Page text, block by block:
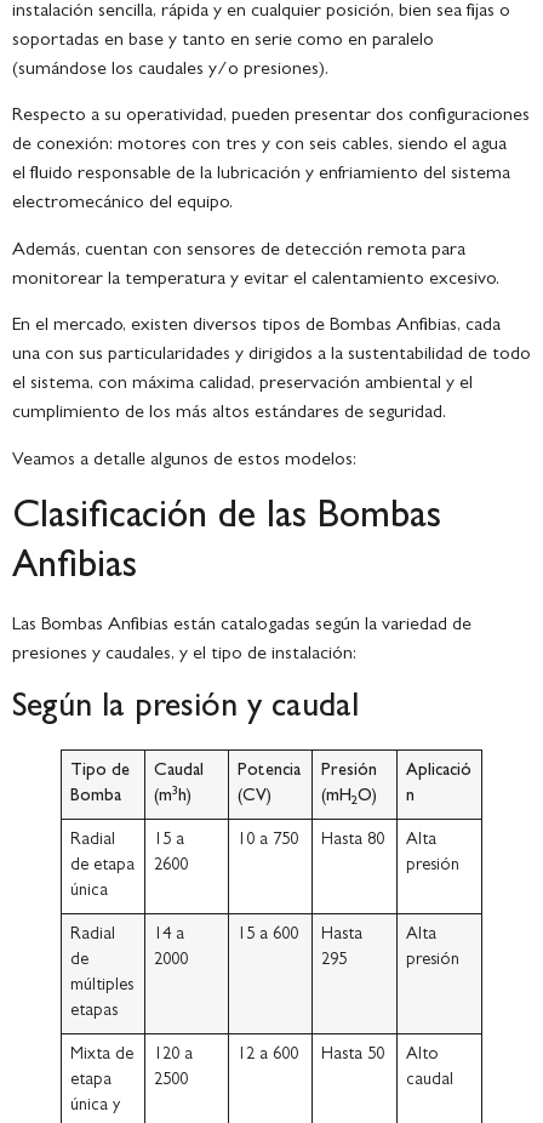
instalación sencilla, rápida y en cualquier posición, bien sea fijas o
soportadas en base y tanto en serie como en paralelo
(sumándose los caudales y/o presiones).
Respecto a su operatividad, pueden presentar dos configuraciones
de conexión: motores con tres y con seis cables, siendo el agua
el fluido responsable de la lubricación y enfriamiento del sistema
electromecánico del equipo.
Además, cuentan con sensores de detección remota para
monitorear la temperatura y evitar el calentamiento excesivo.
En el mercado, existen diversos tipos de Bombas Anfibias, cada
una con sus particularidades y dirigidos a la sustentabilidad de todo
el sistema, con máxima calidad, preservación ambiental y el
cumplimiento de los más altos estándares de seguridad.
Veamos a detalle algunos de estos modelos:
Clasificación de las Bombas
Anfibias
Las Bombas Anfibias están catalogadas según la variedad de
presiones y caudales, y el tipo de instalación:
Según la presión y caudal
Tipo de
Bomba
Caudal
(m3h)
Potencia
(CV)
Presión
(mH2O)
Aplicació
n
Radial
de etapa
única
15 a
2600
10 a 750 Hasta 80
Alta
presión
Radial
de
múltiples
etapas
14 a
2000
15 a 600
Hasta
295
Alta
presión
Mixta de
etapa
única y
120 a
2500
12 a 600 Hasta 50
Alto
caudal